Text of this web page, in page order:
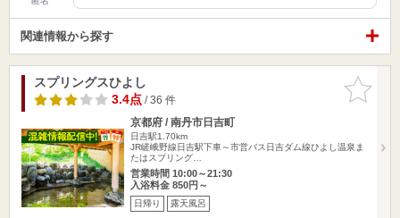
関連情報から探す
お気に入
りに追加
スプリングスひよし
3.4点/ 36 件
京都府 / 南丹市日吉町
日吉駅1.70km
JR嵯峨野線日吉駅下車～市営バス日吉ダム線ひよし温泉ま
たはスプリング…
営業時間 10:00～21:30
入浴料金 850円～
日帰り 露天風呂